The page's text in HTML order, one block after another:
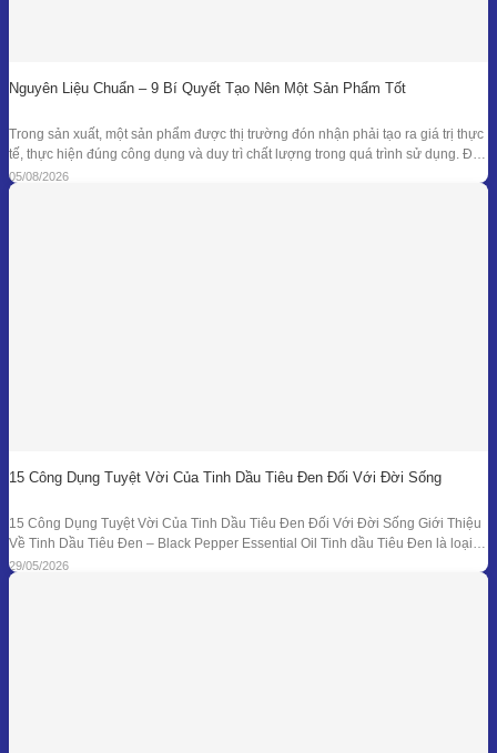
Nguyên Liệu Chuẩn – 9 Bí Quyết Tạo Nên Một Sản Phẩm Tốt
Trong sản xuất, một sản phẩm được thị trường đón nhận phải tạo ra giá trị thực
tế, thực hiện đúng công dụng và duy trì chất lượng trong quá trình sử dụng. Để
đạt được kết quả đó, doanh nghiệp cần kiểm soát đồng bộ từ mục tiêu nghiên
cứu, nguyên liệu, công thức
05/08/2026
15 Công Dụng Tuyệt Vời Của Tinh Dầu Tiêu Đen Đối Với Đời Sống
15 Công Dụng Tuyệt Vời Của Tinh Dầu Tiêu Đen Đối Với Đời Sống Giới Thiệu
Về Tinh Dầu Tiêu Đen – Black Pepper Essential Oil Tinh dầu Tiêu Đen là loại
tinh dầu thiên nhiên được chiết xuất từ quả của cây Tiêu Đen (Piper nigrum)
bằng phương pháp chưng cất hơi nước. Đây là
29/05/2026